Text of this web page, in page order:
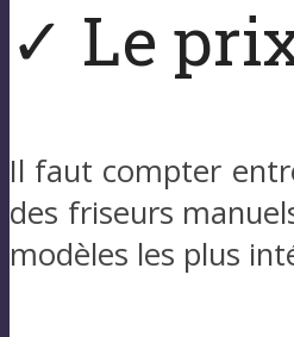
✓ Le
Il faut compter
des friseurs
modèles les plus